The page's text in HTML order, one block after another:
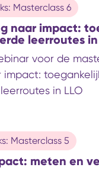
Masterclass 6
naar impact:
leerroutes in
voor de
impact:
in LLO
Masterclass 5
meten en